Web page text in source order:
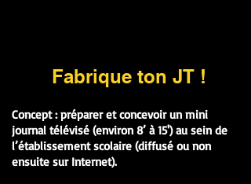
Fabrique ton JT !
Concept : préparer et concevoir un mini
journal télévisé (environ 8’ à 15') au sein de
l’établissement scolaire (diffusé ou non
ensuite sur Internet).